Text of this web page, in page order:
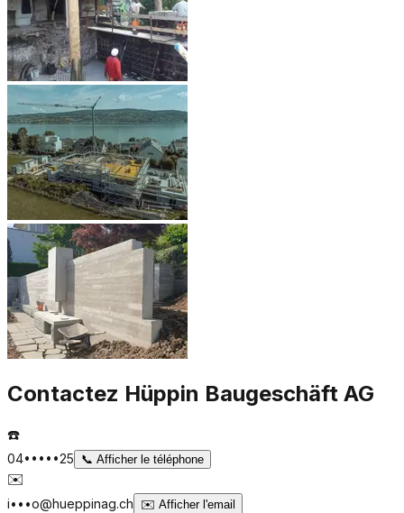
Contactez Hüppin Baugeschäft AG
☎️
04•••••25 📞 Afficher le téléphone
✉️
i•••o@hueppinag.ch ✉️ Afficher l'email